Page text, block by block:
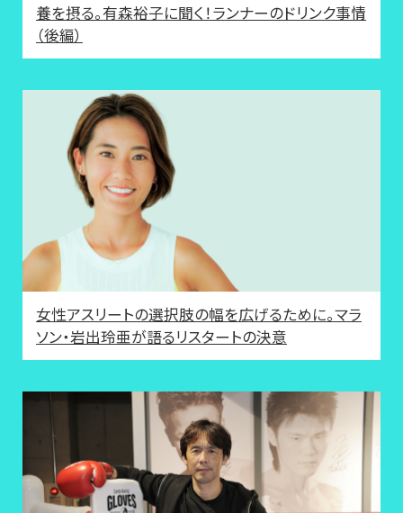
養を摂る。有森裕子に聞く！ランナーのドリンク事情
（後編）
女性アスリートの選択肢の幅を広げるために。マラ
ソン・岩出玲亜が語るリスタートの決意